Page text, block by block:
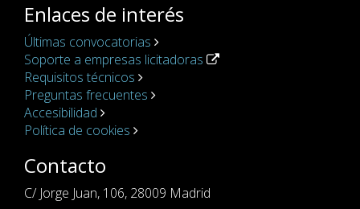
Enlaces de interés
Últimas convocatorias
Soporte a empresas licitadoras
Requisitos técnicos
Preguntas frecuentes
Accesibilidad
Política de cookies
Contacto
C/ Jorge Juan, 106, 28009 Madrid